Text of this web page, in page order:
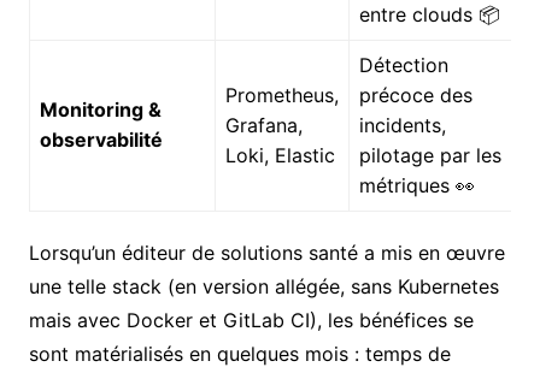
entre clouds 📦
Monitoring &
observabilité
Prometheus,
Grafana,
Loki, Elastic
Détection
précoce des
incidents,
pilotage par les
métriques 👀
Lorsqu’un éditeur de solutions santé a mis en œuvre
une telle stack (en version allégée, sans Kubernetes
mais avec Docker et GitLab CI), les bénéfices se
sont matérialisés en quelques mois : temps de